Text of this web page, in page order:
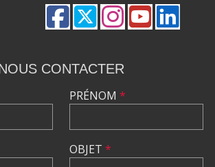
CONTACTER
PRÉNOM *
OBJET *